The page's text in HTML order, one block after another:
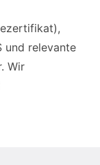
und relevante
Wir